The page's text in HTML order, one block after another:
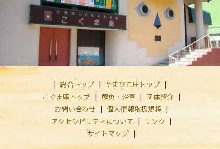
総合トップ
やまびこ座トップ
こぐま座トップ
歴史・沿革
団体紹介
お問い合わせ
個人情報取扱規程
アクセシビリティについて
リンク
サイトマップ